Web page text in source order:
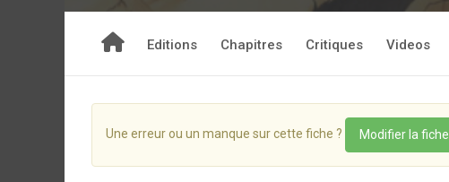
Editions Chapitres Critiques Videos
Une erreur ou un manque sur cette fiche ? Modifier la fiche